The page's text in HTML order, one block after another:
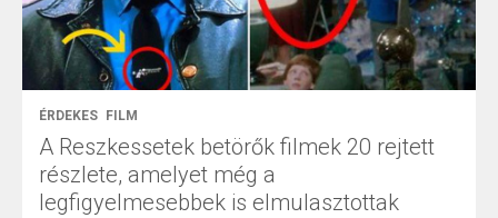
ÉRDEKES FILM
A Reszkessetek betörők filmek 20 rejtett
részlete, amelyet még a
legfigyelmesebbek is elmulasztottak